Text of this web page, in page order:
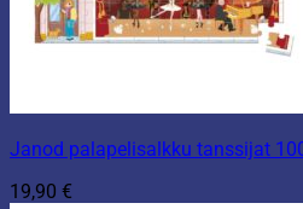
Janod palapelisalkku tanssijat
19,90 €